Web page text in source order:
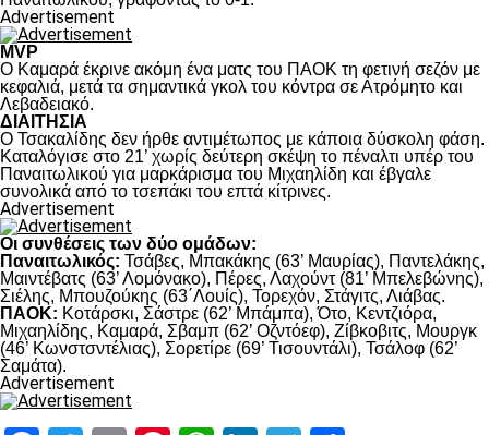
Advertisement
MVP
Ο Καμαρά έκρινε ακόμη ένα ματς του ΠΑΟΚ τη φετινή σεζόν με
κεφαλιά, μετά τα σημαντικά γκολ του κόντρα σε Ατρόμητο και
Λεβαδειακό.
ΔΙΑΙΤΗΣΙΑ
Ο Τσακαλίδης δεν ήρθε αντιμέτωπος με κάποια δύσκολη φάση.
Καταλόγισε στο 21’ χωρίς δεύτερη σκέψη το πέναλτι υπέρ του
Παναιτωλικού για μαρκάρισμα του Μιχαηλίδη και έβγαλε
συνολικά από το τσεπάκι του επτά κίτρινες.
Advertisement
Οι συνθέσεις των δύο ομάδων:
Παναιτωλικός: Τσάβες, Μπακάκης (63’ Μαυρίας), Παντελάκης,
Μαιντέβατς (63’ Λομόνακο), Πέρες, Λαχούντ (81’ Μπελεβώνης),
Σιέλης, Μπουζούκης (63΄Λουίς), Τορεχόν, Στάγιτς, Λιάβας.
ΠΑΟΚ: Κοτάρσκι, Σάστρε (62’ Μπάμπα), Ότο, Κεντζιόρα,
Μιχαηλίδης, Καμαρά, Σβαμπ (62’ Οζντόεφ), Ζίβκοβιτς, Μουργκ
(46’ Κωνστσντέλιας), Σορετίρε (69’ Τισουντάλι), Τσάλοφ (62’
Σαμάτα).
Advertisement